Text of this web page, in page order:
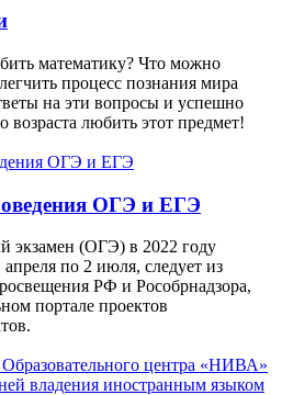
математику? Что можно
процесс познания мира
на эти вопросы и успешно
возраста любить этот предмет!
ОГЭ и ЕГЭ
экзамен (ОГЭ) в 2022 году
по 2 июля, следует из
РФ и Рособрнадзора,
портале проектов